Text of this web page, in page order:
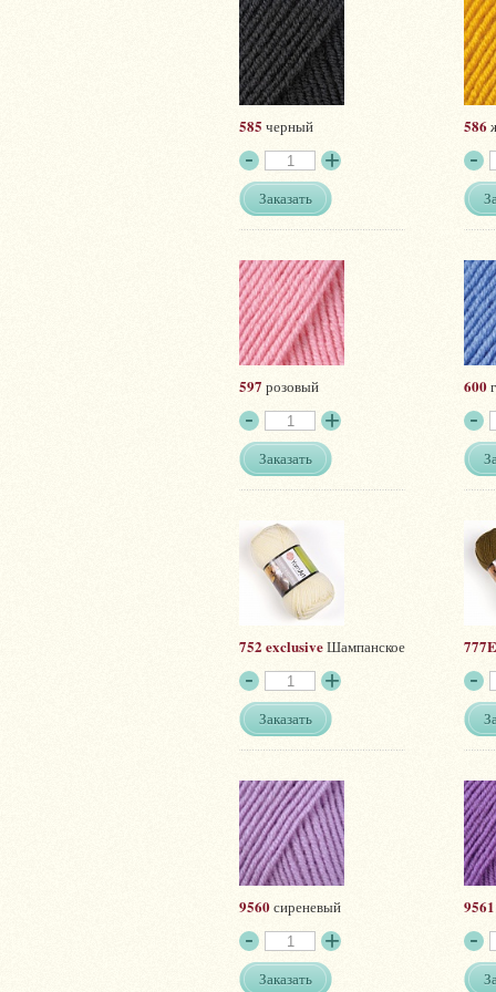
585 черный
Заказать
586
597 розовый
Заказать
600
752 exclusiveШампанское
Заказать
9560сиреневый
Заказать
9561